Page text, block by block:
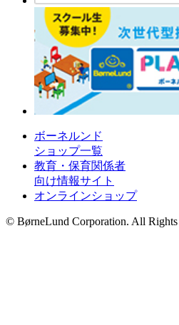
ボーネルンド
ショップ一覧
教育・保育関係者
向け情報サイト
オンラインショップ
© BørneLund Corporation. All Rights